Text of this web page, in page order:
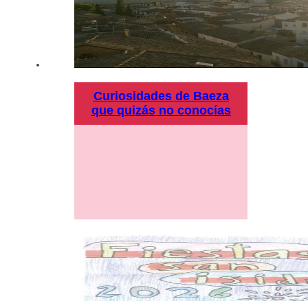
Curiosidades de Baeza
que quizás no conocías